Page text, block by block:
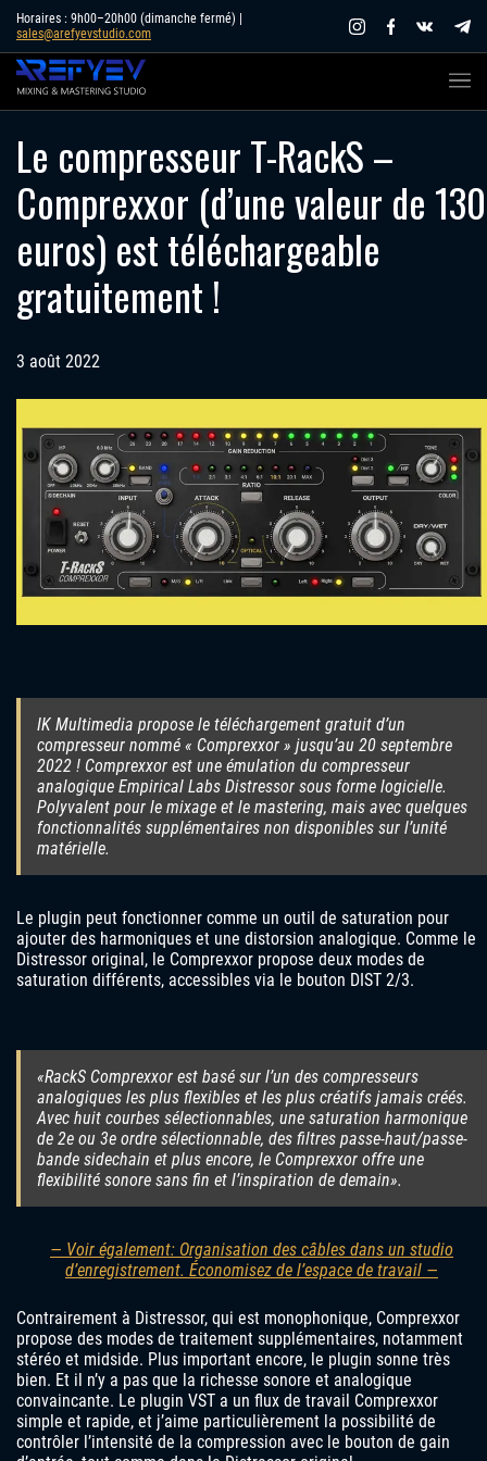
Skip
content
Horaires : 9h00–20h00 (dimanche fermé) |
sales@arefyevstudio.com
Le compresseur T-RackS –
Comprexxor (d’une valeur de 130
euros) est téléchargeable
gratuitement !
3 août 2022
IK Multimedia propose le téléchargement gratuit d’un
compresseur nommé « Comprexxor » jusqu’au 20 septembre
2022 ! Comprexxor est une émulation du compresseur
analogique Empirical Labs Distressor sous forme logicielle.
Polyvalent pour le mixage et le mastering, mais avec quelques
fonctionnalités supplémentaires non disponibles sur l’unité
matérielle.
Le plugin peut fonctionner comme un outil de saturation pour
ajouter des harmoniques et une distorsion analogique. Comme le
Distressor original, le Comprexxor propose deux modes de
saturation différents, accessibles via le bouton DIST 2/3.
«RackS Comprexxor est basé sur l’un des compresseurs
analogiques les plus flexibles et les plus créatifs jamais créés.
Avec huit courbes sélectionnables, une saturation harmonique
de 2e ou 3e ordre sélectionnable, des filtres passe-haut/passe-
bande sidechain et plus encore, le Comprexxor offre une
flexibilité sonore sans fin et l’inspiration de demain».
— Voir également: Organisation des câbles dans un studio
d’enregistrement. Économisez de l’espace de travail —
Contrairement à Distressor, qui est monophonique, Comprexxor
propose des modes de traitement supplémentaires, notamment
stéréo et midside. Plus important encore, le plugin sonne très
bien. Et il n’y a pas que la richesse sonore et analogique
convaincante. Le plugin VST a un flux de travail Comprexxor
simple et rapide, et j’aime particulièrement la possibilité de
contrôler l’intensité de la compression avec le bouton de gain